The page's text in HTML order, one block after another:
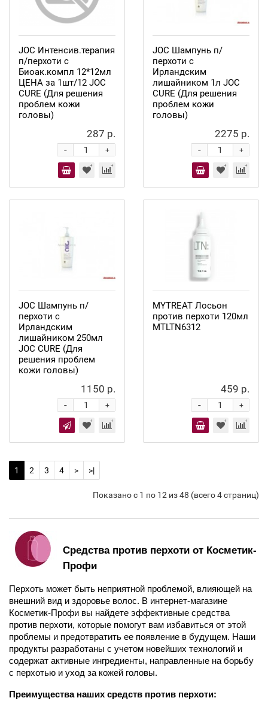
JOC Интенсив.терапия
п/перхоти с
Биоак.компл 12*12мл
ЦЕНА за 1шт/12 JOC
CURE (Для решения
проблем кожи
головы)
287 р.
+
-
JOC Шампунь п/
перхоти с
Ирландским
лишайником 1л JOC
CURE (Для решения
проблем кожи
головы)
2275 р.
+
-
JOC Шампунь п/
перхоти с
Ирландским
лишайником 250мл
JOC CURE (Для
решения проблем
кожи головы)
1150 р.
+
-
MYTREAT Лосьон
против перхоти 120мл
MTLTN6312
459 р.
+
-
1 2 3 4 > >|
Показано с 1 по 12 из 48 (всего 4 страниц)
Средства против перхоти от Косметик-
Профи
Перхоть может быть неприятной проблемой, влияющей на
внешний вид и здоровье волос. В интернет-магазине
Косметик-Профи вы найдете эффективные средства
против перхоти, которые помогут вам избавиться от этой
проблемы и предотвратить ее появление в будущем. Наши
продукты разработаны с учетом новейших технологий и
содержат активные ингредиенты, направленные на борьбу
с перхотью и уход за кожей головы.
Преимущества наших средств против перхоти: